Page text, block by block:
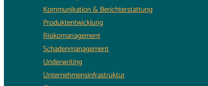
Kommunikation & Berichterstattung
Produktentwicklung
Risikomanagement
Schadenmanagement
Underwriting
Unternehmensinfrastruktur